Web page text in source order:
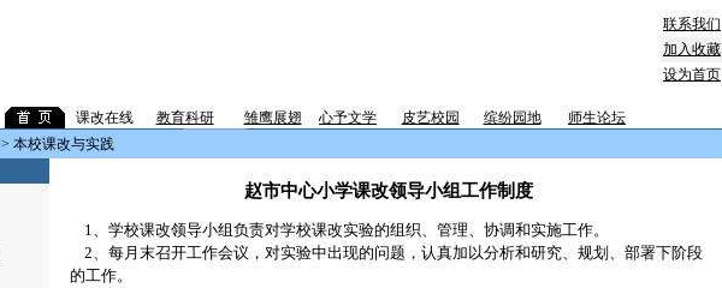
联系我们
加入收藏
设为首页
课改在线 教育科研 雏鹰展翅 心予文学 皮艺校园 缤纷园地
师生论坛
> 本校课改与实践
赵市中心小学课改领导小组工作制度
1、学校课改领导小组负责对学校课改实验的组织、管理、协调和实施工作。
2、每月末召开工作会议，对实验中出现的问题，认真加以分析和研究、规划、部署下阶段
的工作。